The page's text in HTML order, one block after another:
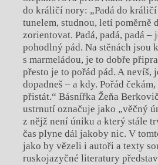
do králičí nory: „Padá do
tunelem, studnou, letí poměrně
zorientovat. Padá, padá, padá –
pohodlný pád. Na stěnách jsou
s marmeládou, je to dobře
přesto je to pořád pád. A nevíš,
dopadneš – a kdy. Pořád
přistát.“ Básnířka Žeňa
ustrnutí označuje jako „věčný
z nějž není úniku a který stále
čas plyne dál jakoby nic. V
jako by vězeli i autoři a texty
ruskojazyčné literatury